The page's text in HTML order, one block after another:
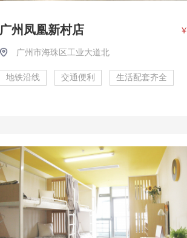
广州凤凰新村店 ￥
广州市海珠区工业大道北
地铁沿线 交通便利 生活配套齐全